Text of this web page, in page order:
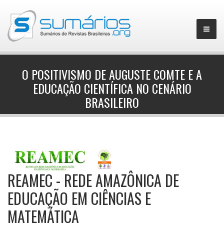
O POSITIVISMO DE AUGUSTE COMTE E A
EDUCAÇÃO CIENTÍFICA NO CENÁRIO
BRASILEIRO
REAMEC - REDE AMAZÔNICA DE
EDUCAÇÃO EM CIÊNCIAS E
MATEMÁTICA